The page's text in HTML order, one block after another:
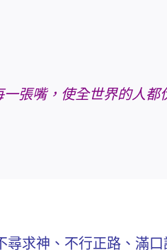
張嘴，使全世界的人
求神、不行正路、滿